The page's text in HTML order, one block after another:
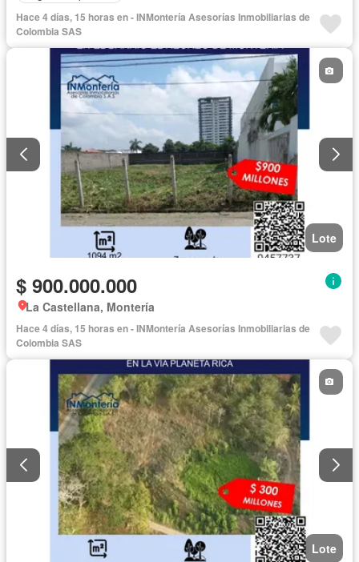
Hace 4 días, 15 horas en - INMontería Asesorías Inmobiliarias de
Colombia SAS
Lote
$ 900.000.000
La Castellana, Montería
Hace 4 días, 15 horas en - INMontería Asesorías Inmobiliarias de
Colombia SAS
Lote